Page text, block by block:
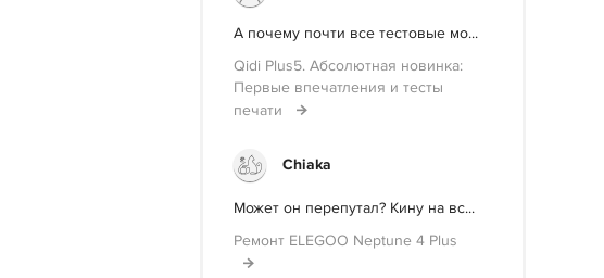
А почему почти все тестовые мо...
Qidi Plus5. Абсолютная новинка:
Первые впечатления и тесты
печати
Chiaka
Может он перепутал? Кину на вс...
Ремонт ELEGOO Neptune 4 Plus